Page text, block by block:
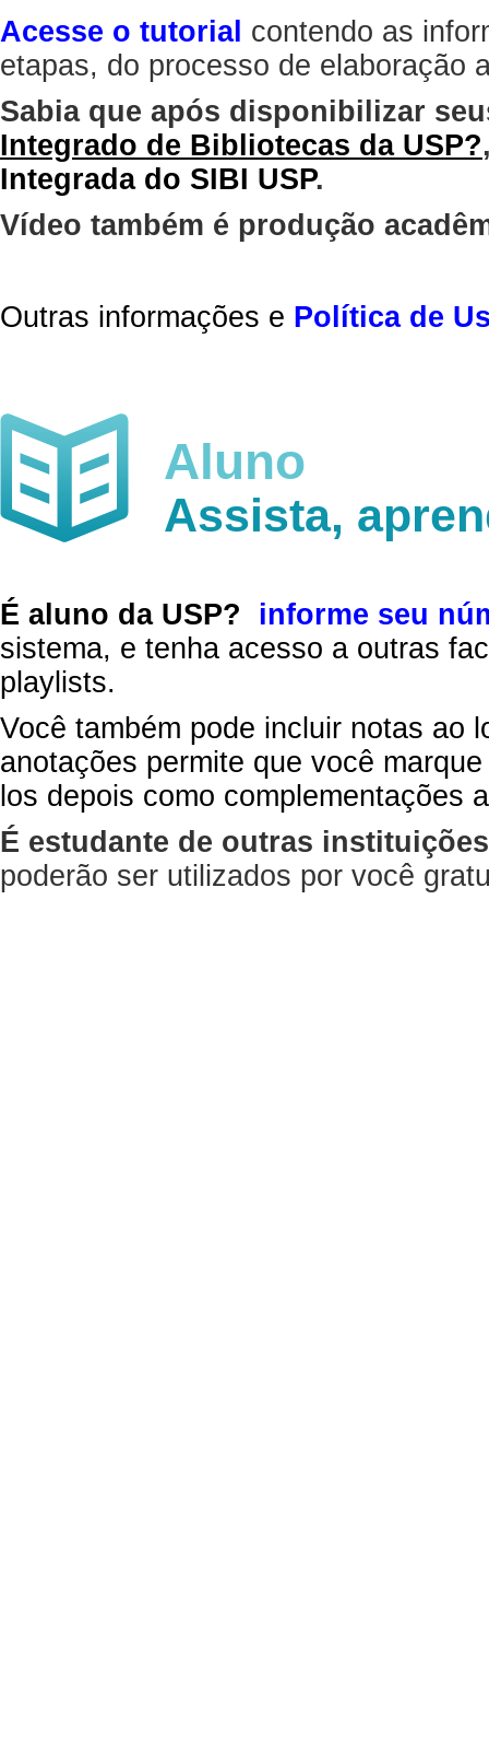
Acesse o tutorial contendo as
etapas, do processo de elaboração
Sabia que após disponibilizar
Integrado de Bibliotecas da USP?
Integrada do SIBI USP.
Vídeo também é produção
Outras informações e Política de
Aluno
Assista,
É aluno da USP?
informe seu
sistema, e tenha acesso a outras
playlists.
Você também pode incluir notas ao
anotações permite que você
los depois como complementações
É estudante de outras
poderão ser utilizados por você